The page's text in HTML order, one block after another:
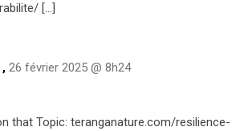
[…]
, 26 février 2025 @ 8h24
that Topic: teranganature.com/resilience-